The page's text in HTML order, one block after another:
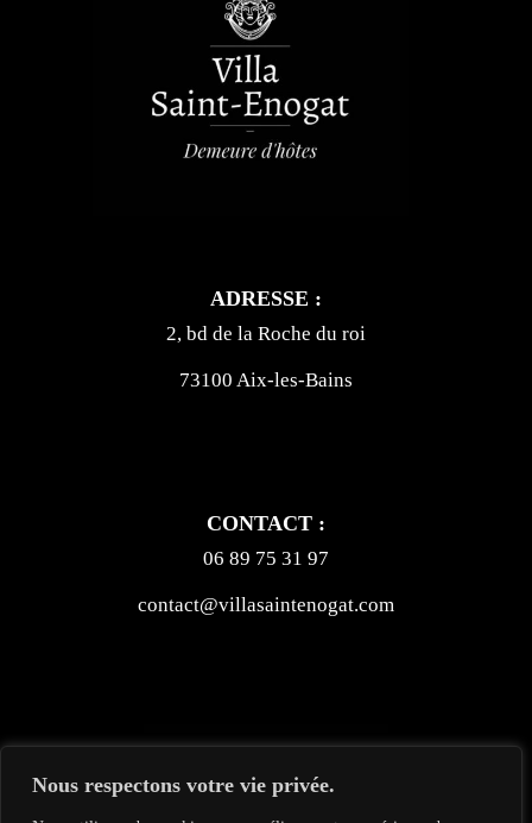
Nous respectons votre vie privée.
ADRESSE :
2, bd de la Roche du roi
73100 Aix-les-Bains
CONTACT :
06 89 75 31 97
contact@villasaintenogat.com